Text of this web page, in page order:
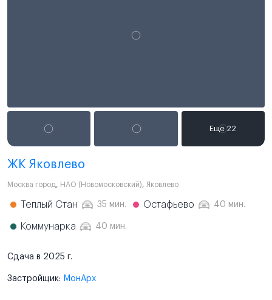
ЖК Яковлево
Москва город, НАО (Новомосковский), Яковлево
Теплый Стан 35 мин. Остафьево 40 мин.
Коммунарка 40 мин.
Сдача в 2025 г.
Застройщик: МонАрх